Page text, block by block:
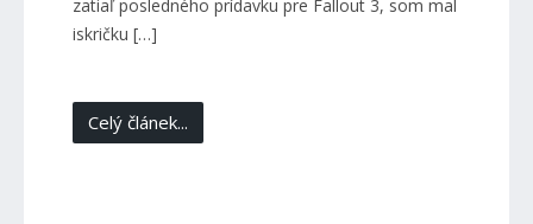
zatiaľ posledného prídavku pre Fallout 3, som mal
iskričku […]
Celý článek...